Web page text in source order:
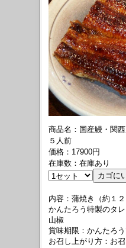
商品名：国産鰻・関
５人前
価格：17900円
在庫数：在庫あり
内容：蒲焼き（約１
かんたろう特製のタレ
山椒
賞味期限：かんたろ
お召し上がり方：お